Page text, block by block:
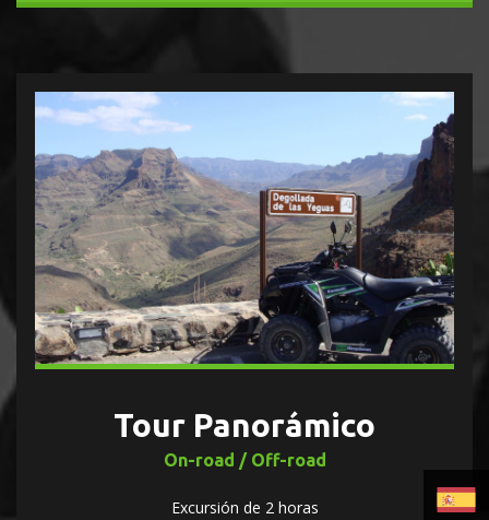
Tour Panorámico
On-road / Off-road
Excursión de 2 horas